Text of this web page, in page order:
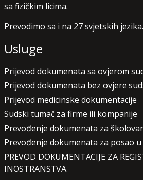
sa fizičkim licima.
Prevodimo sa i na 27 svjetskih jezika.
Usluge
Prijevod dokumenata sa ovjerom
Prijevod dokumenata bez ovjere
Prijevod medicinske dokumentacije
Sudski tumač za firme ili kompanije
Prevođenje dokumenata za
Prevođenje dokumenata za posao
PREVOD DOKUMENTACIJE ZA
INOSTRANSTVA.